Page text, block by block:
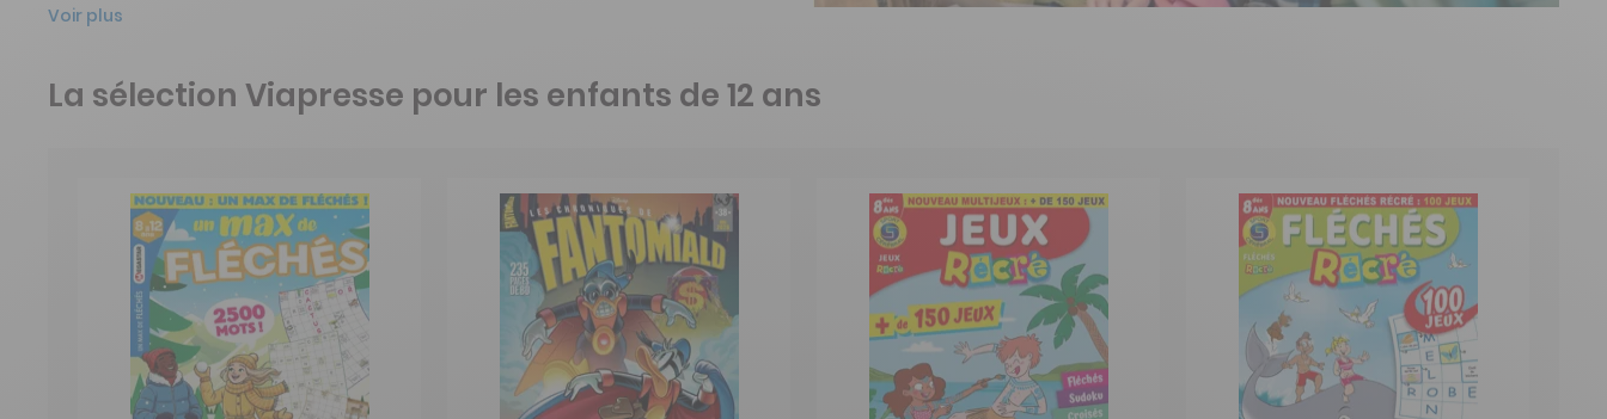
Voir plus
La sélection Viapresse pour les enfants de 12 ans